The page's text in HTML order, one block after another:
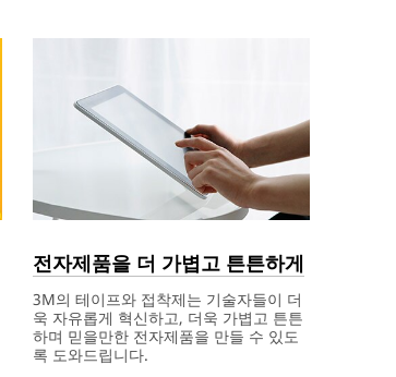
전자제품을 더 가볍고 튼튼하게
3M의 테이프와 접착제는 기술자들이 더
욱 자유롭게 혁신하고, 더욱 가볍고 튼튼
하며 믿을만한 전자제품을 만들 수 있도
록 도와드립니다.